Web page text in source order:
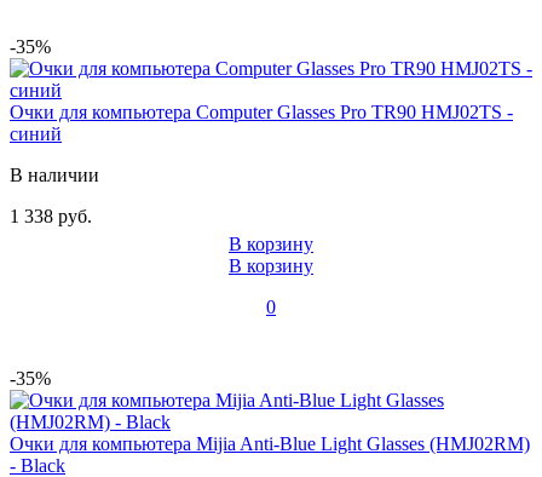
-35%
Очки для компьютера Computer Glasses Pro TR90 HMJ02TS -
синий
В наличии
1 338 руб.
В корзину
В корзину
0
-35%
Очки для компьютера Mijia Anti-Blue Light Glasses (HMJ02RM)
- Black